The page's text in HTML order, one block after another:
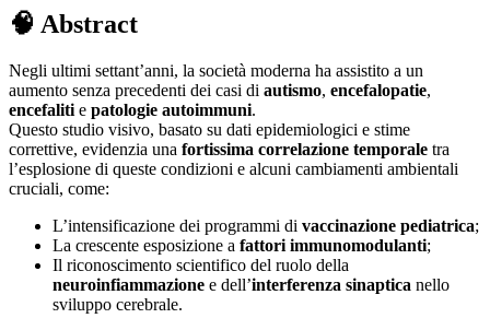
🧠 Abstract
Negli ultimi settant’anni, la società moderna ha assistito a un
aumento senza precedenti dei casi di autismo, encefalopatie,
encefaliti e patologie autoimmuni.
Questo studio visivo, basato su dati epidemiologici e stime
correttive, evidenzia una fortissima correlazione temporale tra
l’esplosione di queste condizioni e alcuni cambiamenti ambientali
cruciali, come:
L’intensificazione dei programmi di vaccinazione pediatrica;
La crescente esposizione a fattori immunomodulanti;
Il riconoscimento scientifico del ruolo della
neuroinfiammazione e dell’interferenza sinaptica nello
sviluppo cerebrale.